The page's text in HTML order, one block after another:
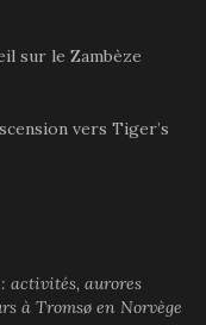
sur le Zambèze
vers Tiger’s
activités, aurores
à Tromsø en Norvège